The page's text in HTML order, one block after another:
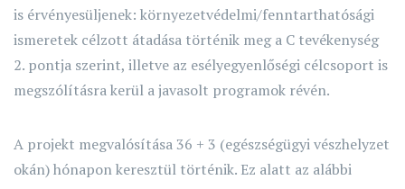
is érvényesüljenek: környezetvédelmi/fenntarthatósági
ismeretek célzott átadása történik meg a C tevékenység
2. pontja szerint, illetve az esélyegyenlőségi célcsoport is
megszólításra kerül a javasolt programok révén.
A projekt megvalósítása 36 + 3 (egészségügyi vészhelyzet
okán) hónapon keresztül történik. Ez alatt az alábbi